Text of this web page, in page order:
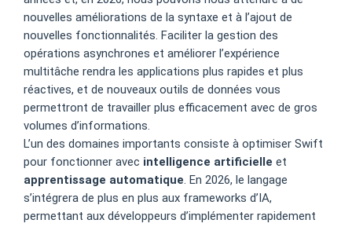
nouvelles améliorations de la syntaxe et à l’ajout de
nouvelles fonctionnalités. Faciliter la gestion des
opérations asynchrones et améliorer l’expérience
multitâche rendra les applications plus rapides et plus
réactives, et de nouveaux outils de données vous
permettront de travailler plus efficacement avec de gros
volumes d’informations.
L’un des domaines importants consiste à optimiser Swift
pour fonctionner avec intelligence artificielle et
apprentissage automatique . En 2026, le langage
s’intégrera de plus en plus aux frameworks d’IA,
permettant aux développeurs d’implémenter rapidement